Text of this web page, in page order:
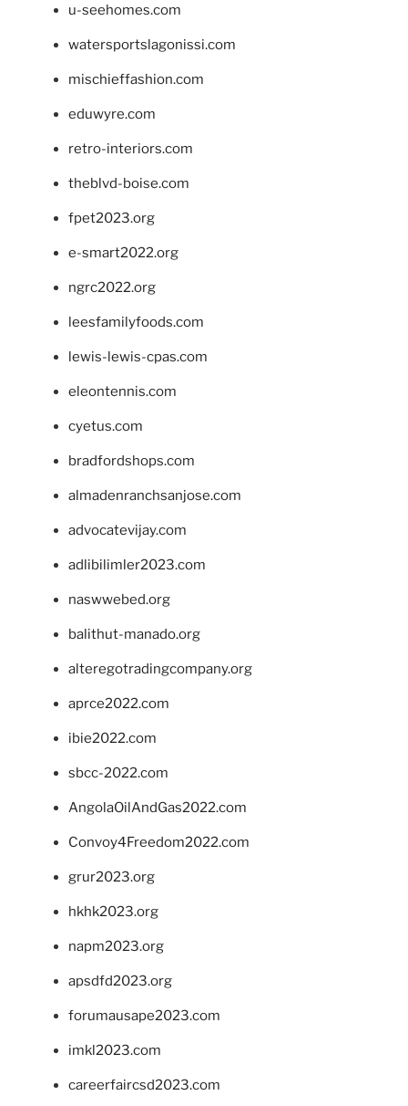
u-seehomes.com
watersportslagonissi.com
mischieffashion.com
eduwyre.com
retro-interiors.com
theblvd-boise.com
fpet2023.org
e-smart2022.org
ngrc2022.org
leesfamilyfoods.com
lewis-lewis-cpas.com
eleontennis.com
cyetus.com
bradfordshops.com
almadenranchsanjose.com
advocatevijay.com
adlibilimler2023.com
naswwebed.org
balithut-manado.org
alteregotradingcompany.org
aprce2022.com
ibie2022.com
sbcc-2022.com
AngolaOilAndGas2022.com
Convoy4Freedom2022.com
grur2023.org
hkhk2023.org
napm2023.org
apsdfd2023.org
forumausape2023.com
imkl2023.com
careerfaircsd2023.com